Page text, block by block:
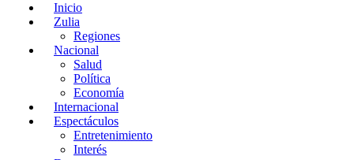
Inicio
Zulia
Regiones
Nacional
Salud
Política
Economía
Internacional
Espectáculos
Entretenimiento
Interés